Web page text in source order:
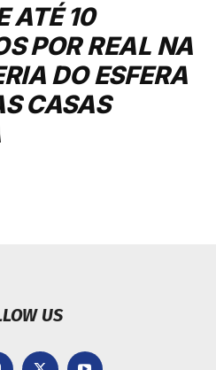
ATÉ 10
POR REAL NA
DO ESFERA
CASAS
US